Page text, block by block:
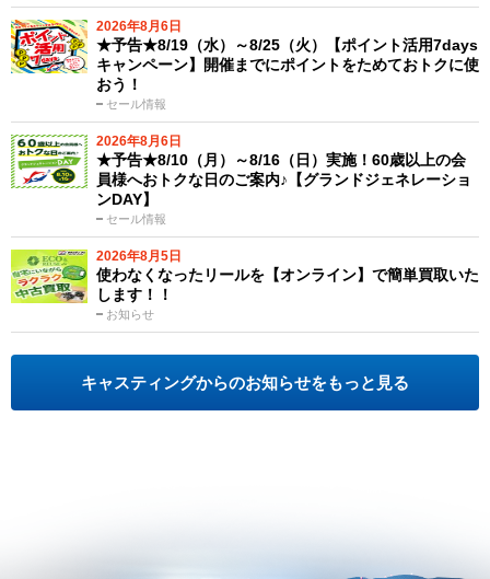
2026年8月6日
セール情報
★予告★8/19（水）～8/25（火）【ポイント活用7days
キャンペーン】開催までにポイントをためておトクに使
おう！
2026年8月6日
セール情報
★予告★8/10（月）～8/16（日）実施！60歳以上の会
員様へおトクな日のご案内♪【グランドジェネレーショ
ンDAY】
2026年8月5日
お知らせ
使わなくなったリールを【オンライン】で簡単買取いた
します！！
キャスティングからのお知らせをもっと見る